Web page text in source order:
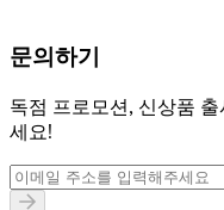
문의하기
독점 프로모션, 신상품
세요!